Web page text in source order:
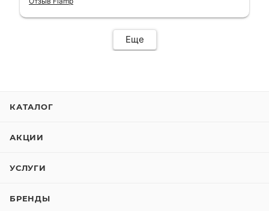
Еще
КАТАЛОГ
АКЦИИ
УСЛУГИ
БРЕНДЫ